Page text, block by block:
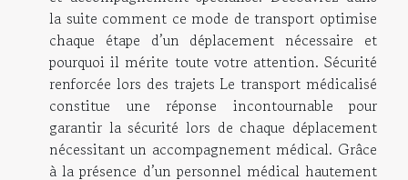
la suite comment ce mode de transport optimise
chaque étape d’un déplacement nécessaire et
pourquoi il mérite toute votre attention. Sécurité
renforcée lors des trajets Le transport médicalisé
constitue une réponse incontournable pour
garantir la sécurité lors de chaque déplacement
nécessitant un accompagnement médical. Grâce
à la présence d’un personnel médical hautement